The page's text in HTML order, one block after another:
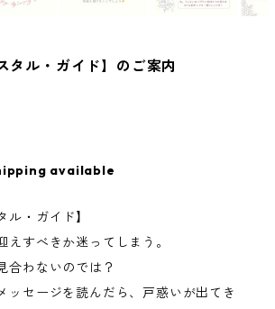
タル・ガイド】のご案内
available
ル・ガイド】
えすべきか迷ってしまう。
合わないのでは？
ッセージを読んだら、戸惑いが出てき